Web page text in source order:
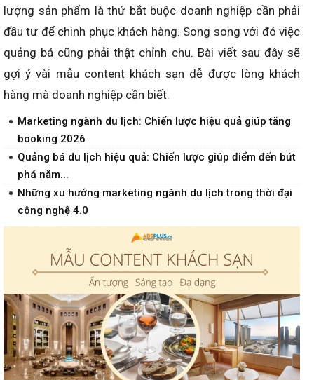
lượng sản phẩm là thứ bắt buộc doanh nghiệp cần phải
đầu tư để chinh phục khách hàng. Song song với đó việc
quảng bá cũng phải thật chỉnh chu. Bài viết sau đây sẽ
gợi ý vài mẫu content khách sạn dễ được lòng khách
hàng mà doanh nghiệp cần biết.
Marketing ngành du lịch: Chiến lược hiệu quả giúp tăng
booking 2026
Quảng bá du lịch hiệu quả: Chiến lược giúp điểm đến bứt
phá năm...
Những xu hướng marketing ngành du lịch trong thời đại
công nghệ 4.0